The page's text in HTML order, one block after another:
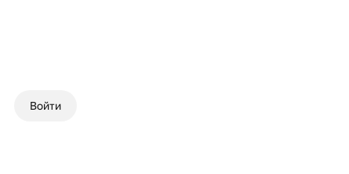
Войти